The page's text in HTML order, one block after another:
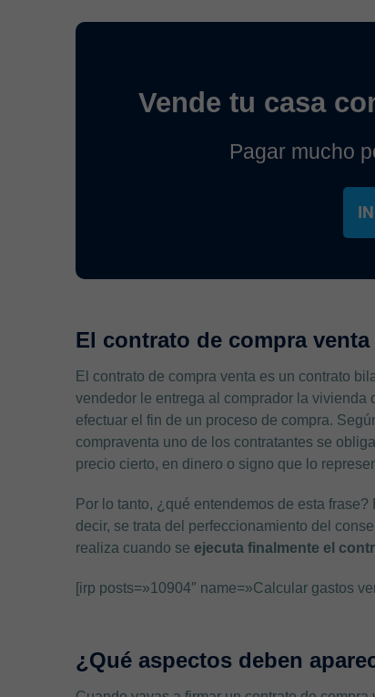
Vende tu casa
Pagar mucho
El contrato de compra venta
El contrato de compra venta es un contrato
vendedor le entrega al comprador la vivienda
efectuar el fin de un proceso de compra.
compraventa uno de los contratantes se
precio cierto, en dinero o signo que lo
Por lo tanto, ¿qué entendemos de esta
decir, se trata del perfeccionamiento del
realiza cuando se ejecuta finalmente el
[irp posts=»10904″ name=»Calcular gastos
¿Qué aspectos deben